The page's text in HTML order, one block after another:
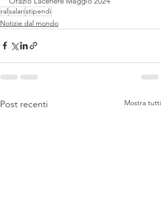
ralsalaristipendi
Notizie dal mondo
Post recenti Mostra tutti